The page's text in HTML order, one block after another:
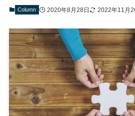
Column 2020年8月28日 2022年11月